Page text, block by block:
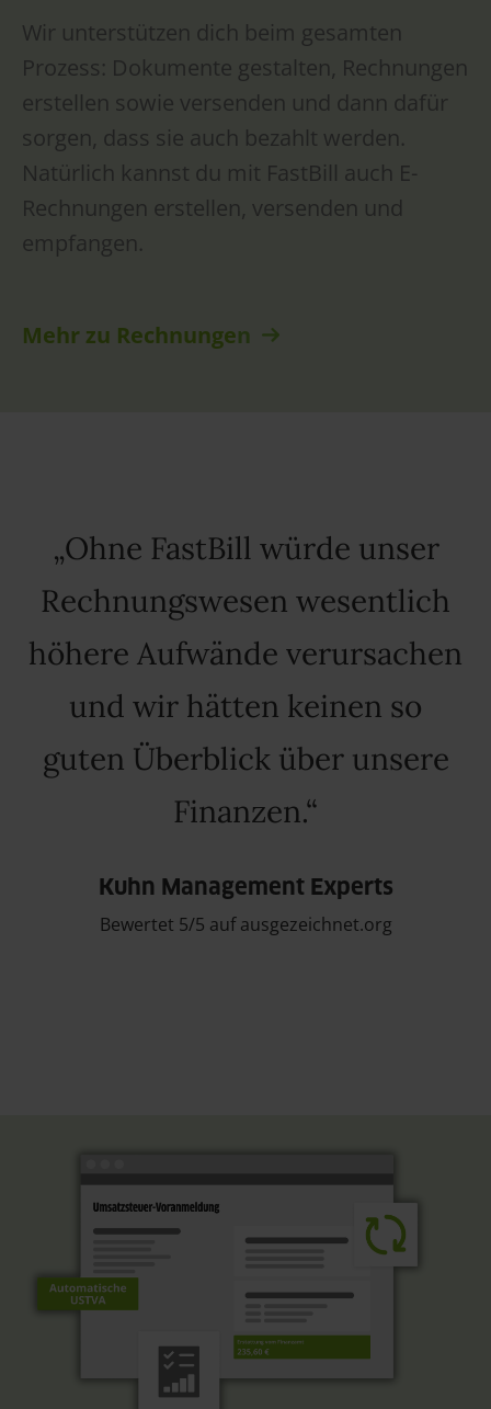
Wir unterstützen dich beim gesamten
Prozess: Dokumente gestalten, Rechnungen
erstellen sowie versenden und dann dafür
sorgen, dass sie auch bezahlt werden.
Natürlich kannst du mit FastBill auch E-
Rechnungen erstellen, versenden und
empfangen.
Mehr zu Rechnungen
Ohne FastBill würde unser
Rechnungswesen wesentlich
höhere Aufwände verursachen
und wir hätten keinen so
guten Überblick über unsere
Finanzen.
Kuhn Management Experts
Bewertet 5/5 auf ausgezeichnet.org